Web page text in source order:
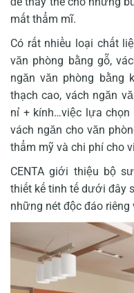
mất thẩm mĩ.
Có rất nhiều loại chất
văn phòng bằng gỗ,
ngăn văn phòng bằng
thạch cao, vách ngăn
nỉ + kính…việc lựa
vách ngăn cho văn
thẩm mỹ và chi phí cho
CENTA giới thiệu bộ
thiết kế tinh tế dưới đây
những nét độc đáo